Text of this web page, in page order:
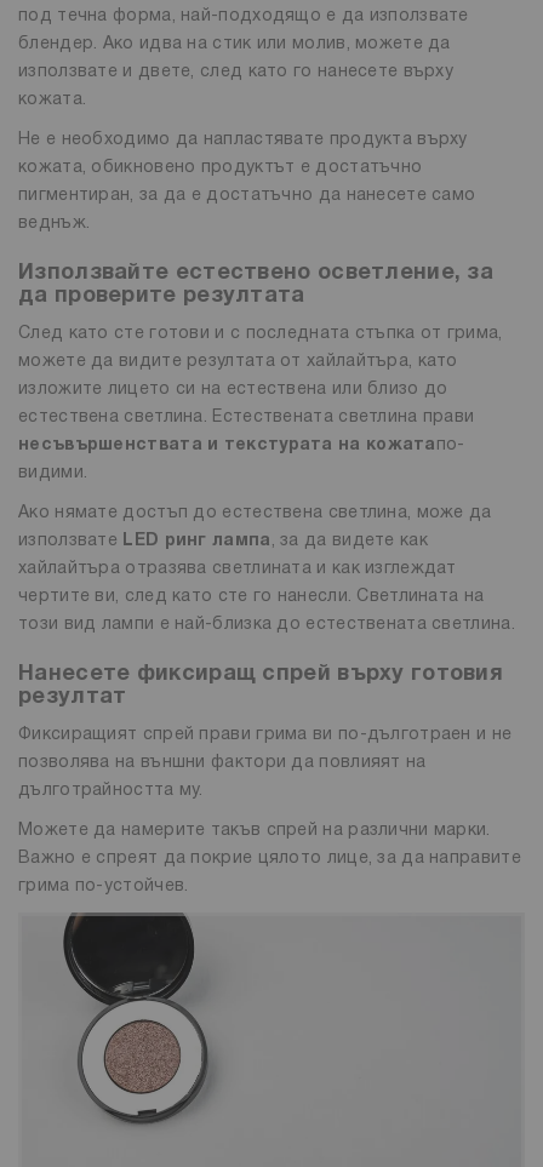
под течна форма, най-подходящо е да използвате
блендер. Ако идва на стик или молив, можете да
използвате и двете, след като го нанесете върху
кожата.
Не е необходимо да напластявате продукта върху
кожата, обикновено продуктът е достатъчно
пигментиран, за да е достатъчно да нанесете само
веднъж.
Използвайте естествено осветление, за
да проверите резултата
След като сте готови и с последната стъпка от грима,
можете да видите резултата от хайлайтъра, като
изложите лицето си на естествена или близо до
естествена светлина. Естествената светлина прави
несъвършенствата и текстурата
на кожата по-
видими.
Ако нямате достъп до естествена светлина, може да
използвате
LED ринг лампа , за да видете как
хайлайтъра отразява светлината и как изглеждат
чертите ви, след като сте го нанесли. Светлината на
този вид лампи е най-близка до естествената светлина.
Нанесете фиксиращ спрей върху готовия
резултат
Фиксиращият спрей прави грима ви по-дълготраен и не
позволява на външни фактори да повлияят на
дълготрайността му.
Можете да намерите такъв спрей на различни марки.
Важно е спреят да покрие цялото лице, за да направите
грима по-устойчев.